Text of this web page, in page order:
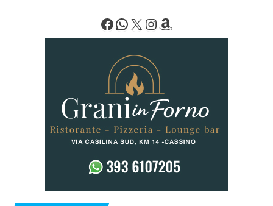
Facebook
WhatsApp
X Instagram
Amazon